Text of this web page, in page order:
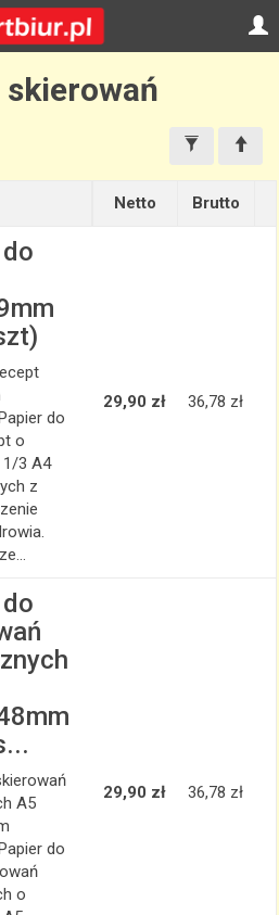
do
o
1/3 A4
z
29,90 zł 36,78 zł
A5
do
o
29,90 zł 36,78 zł
Netto Brutto